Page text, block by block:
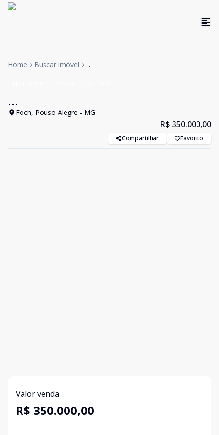
Home Buscar imóvel ...
...
Foch, Pouso Alegre - MG
R$ 350.000,00
Compartilhar Favorito
Valor venda
R$ 350.000,00